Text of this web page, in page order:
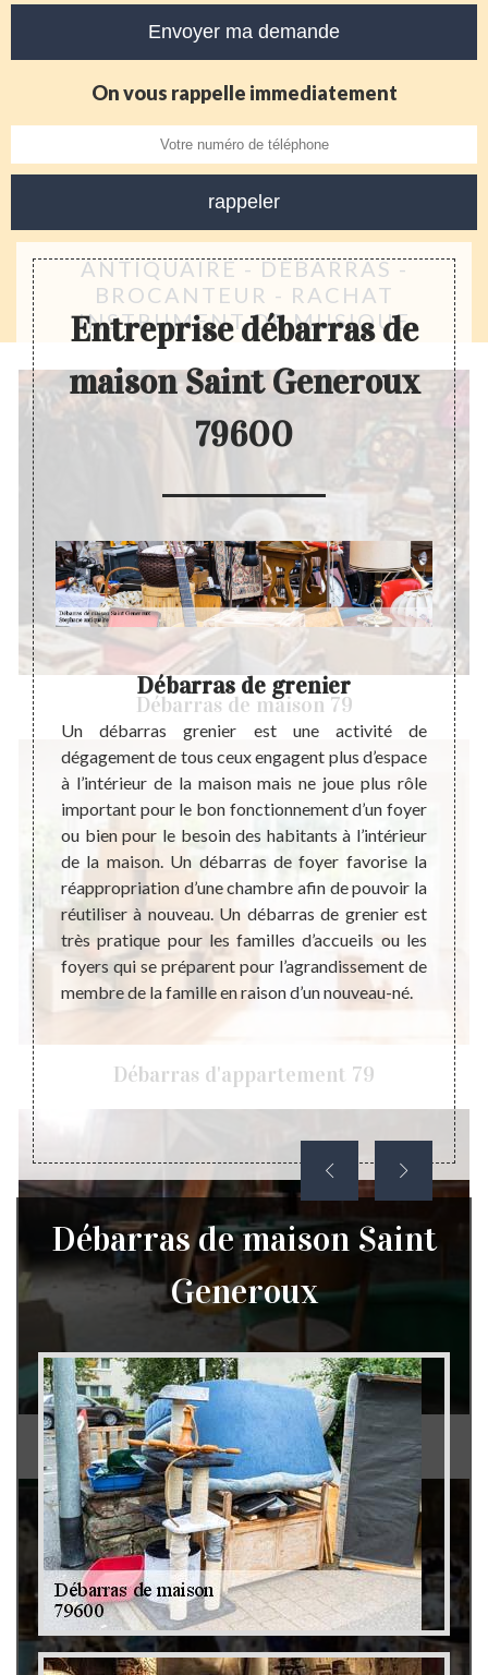
On vous rappelle immediatement
ANTIQUAIRE - DÉBARRAS -
BROCANTEUR - RACHAT
INSTRUMENT DE MUSIQUE
Débarras de maison 79
Débarras d'appartement 79
Débarras de grenier et cave 79
Entreprise débarras de
maison Saint Generoux
79600
lieu
le
de
: le
ou
soit
un
Débarras de grenier
Un débarras grenier est une activité de
dégagement de tous ceux engagent plus d’espace
à l’intérieur de la maison mais ne joue plus rôle
important pour le bon fonctionnement d’un foyer
ou bien pour le besoin des habitants à l’intérieur
de la maison. Un débarras de foyer favorise la
réappropriation d’une chambre afin de pouvoir la
réutiliser à nouveau. Un débarras de grenier est
très pratique pour les familles d’accueils ou les
foyers qui se préparent pour l’agrandissement de
membre de la famille en raison d’un nouveau-né.
fait,
plus
vos
le
Débarras de maison Saint
Generoux